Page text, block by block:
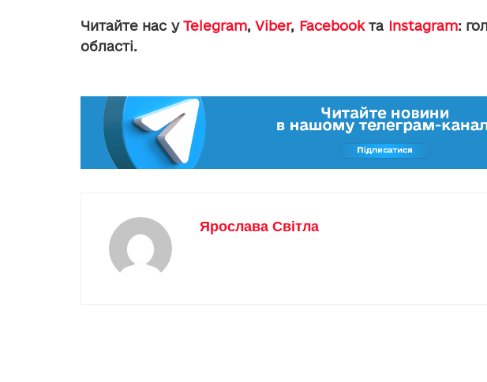
Читайте нас уTelegram,Viber, Facebookта Instagram:
області.
Ярослава Світла